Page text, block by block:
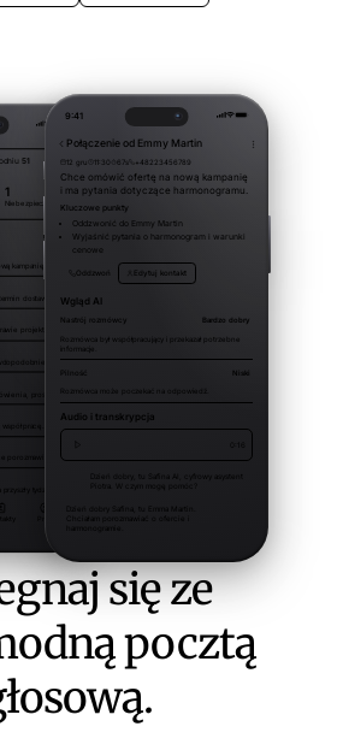
się ze
pocztą